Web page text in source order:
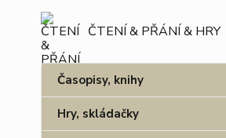
ČTENÍ & PŘÁNÍ & HRY
Časopisy, knihy
Hry, skládačky